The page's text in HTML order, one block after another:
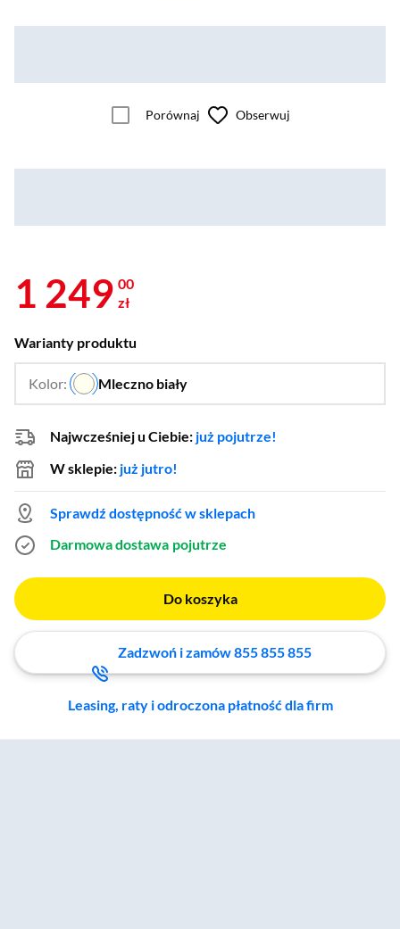
Porównaj Obserwuj
1 249 00
zł
Warianty produktu
Kolor: Mleczno biały
…
Najwcześniej u Ciebie: już pojutrze!
W sklepie: już jutro!
Sprawdź dostępność w sklepach
Darmowa dostawa pojutrze
Do koszyka
Zadzwoń i zamów 855 855 855
Leasing, raty i odroczona płatność dla firm